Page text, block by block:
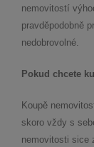
nemovitostí
pravděpodobně
nedobrovolné.
Pokud chcete
Koupě
skoro vždy s
nemovitosti sice